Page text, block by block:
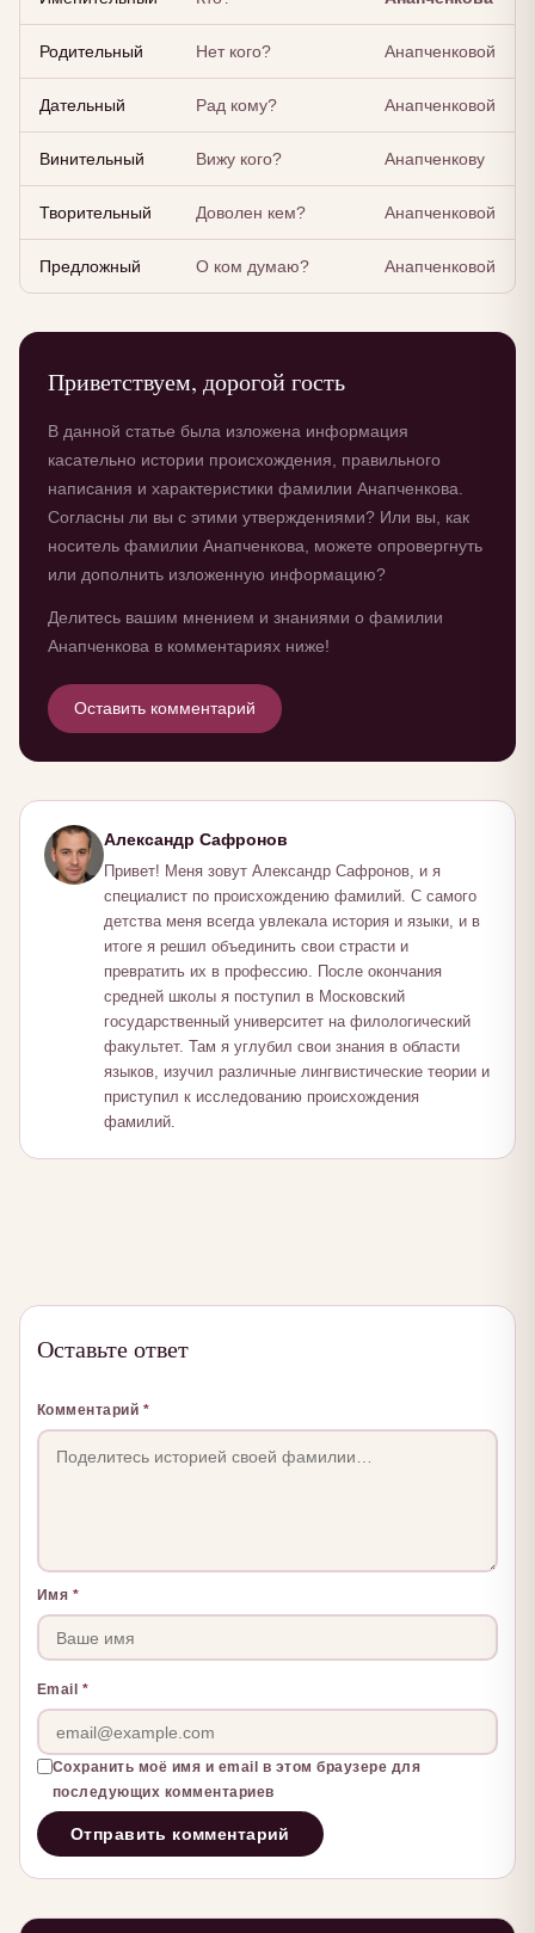
Родительный Нет кого? Анапченковой
Дательный Рад кому? Анапченковой
Винительный Вижу кого? Анапченкову
Творительный Доволен кем? Анапченковой
Предложный О ком думаю? Анапченковой
Приветствуем, дорогой гость
В данной статье была изложена информация
касательно истории происхождения, правильного
написания и характеристики фамилии Анапченкова.
Согласны ли вы с этими утверждениями? Или вы, как
носитель фамилии Анапченкова, можете опровергнуть
или дополнить изложенную информацию?
Делитесь вашим мнением и знаниями о фамилии
Анапченкова в комментариях ниже!
Оставить комментарий
Александр Сафронов
Привет! Меня зовут Александр Сафронов, и я
специалист по происхождению фамилий. С самого
детства меня всегда увлекала история и языки, и в
итоге я решил объединить свои страсти и
превратить их в профессию. После окончания
средней школы я поступил в Московский
государственный университет на филологический
факультет. Там я углубил свои знания в области
языков, изучил различные лингвистические теории и
приступил к исследованию происхождения
фамилий.
Оставьте ответ
Комментарий *
Имя *
Email *
Сохранить моё имя и email в этом браузере для
последующих комментариев